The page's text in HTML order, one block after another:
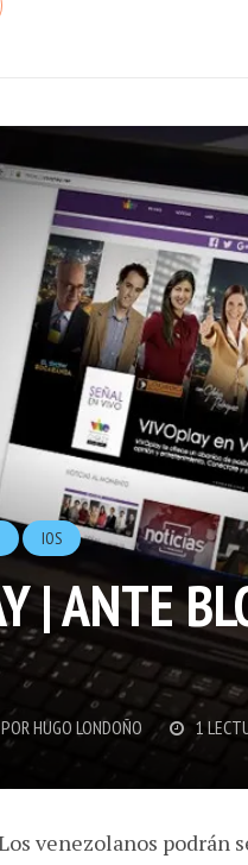
IOS
| ANTE
PORHUGO LONDOÑO 1
venezolanos